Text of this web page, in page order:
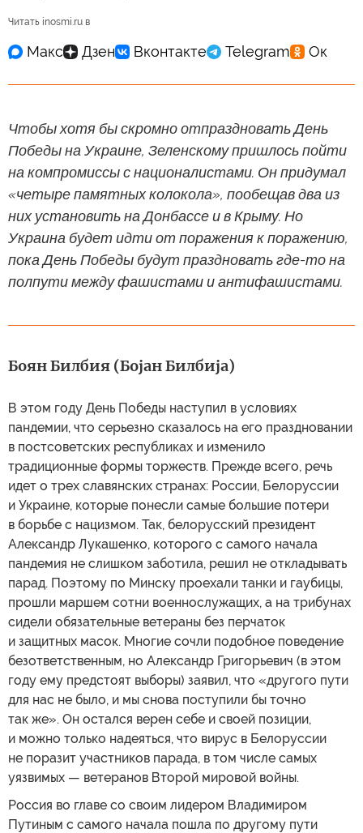
Читать inosmi.ru в
Чтобы хотя бы скромно отпраздновать День
Победы на Украине, Зеленскому пришлось пойти
на компромиссы с националистами. Он придумал
«четыре памятных колокола», пообещав два из
них установить на Донбассе и в Крыму. Но
Украина будет идти от поражения к поражению,
пока День Победы будут праздновать где-то на
полпути между фашистами и антифашистами.
Боян Билбия (Бојан Билбија)
В этом году День Победы наступил в условиях
пандемии, что серьезно сказалось на его праздновании
в постсоветских республиках и изменило
традиционные формы торжеств. Прежде всего, речь
идет о трех славянских странах: России, Белоруссии
и Украине, которые понесли самые большие потери
в борьбе с нацизмом. Так, белорусский президент
Александр Лукашенко, которого с самого начала
пандемия не слишком заботила, решил не откладывать
парад. Поэтому по Минску проехали танки и гаубицы,
прошли маршем сотни военнослужащих, а на трибунах
сидели обязательные ветераны без перчаток
и защитных масок. Многие сочли подобное поведение
безответственным, но Александр Григорьевич (в этом
году ему предстоят выборы) заявил, что «другого пути
для нас не было, и мы снова поступили бы точно
так же». Он остался верен себе и своей позиции,
и можно только надеяться, что вирус в Белоруссии
не поразит участников парада, в том числе самых
уязвимых — ветеранов Второй мировой войны.
Россия во главе со своим лидером Владимиром
Путиным с самого начала пошла по другому пути